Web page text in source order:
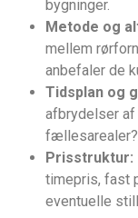
bygninger.
Metode og
mellem
anbefaler de
Tidsplan og
afbrydelser af
fællesarealer?
Prisstruktur:
timepris, fast
eventuelle